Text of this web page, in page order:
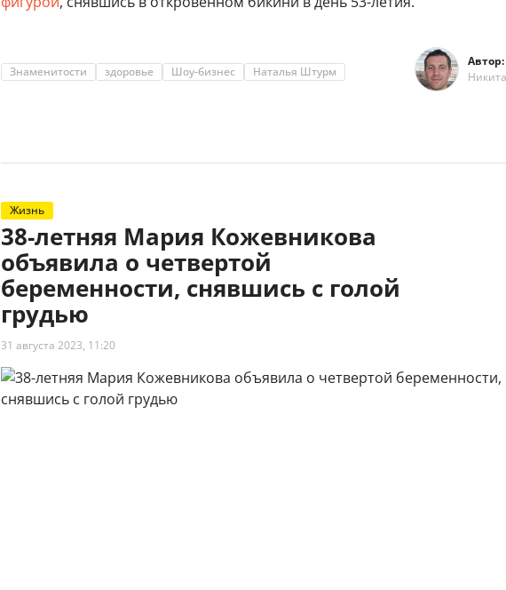
Знаменитости здоровье Шоу-бизнес Наталья Штурм
Автор:
Жизнь
38-летняя Мария Кожевникова
объявила о четвертой
беременности, снявшись с голой
грудью
31 августа 2023, 11:20